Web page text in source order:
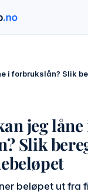
jeg låne
Slik
beløpet ut fra